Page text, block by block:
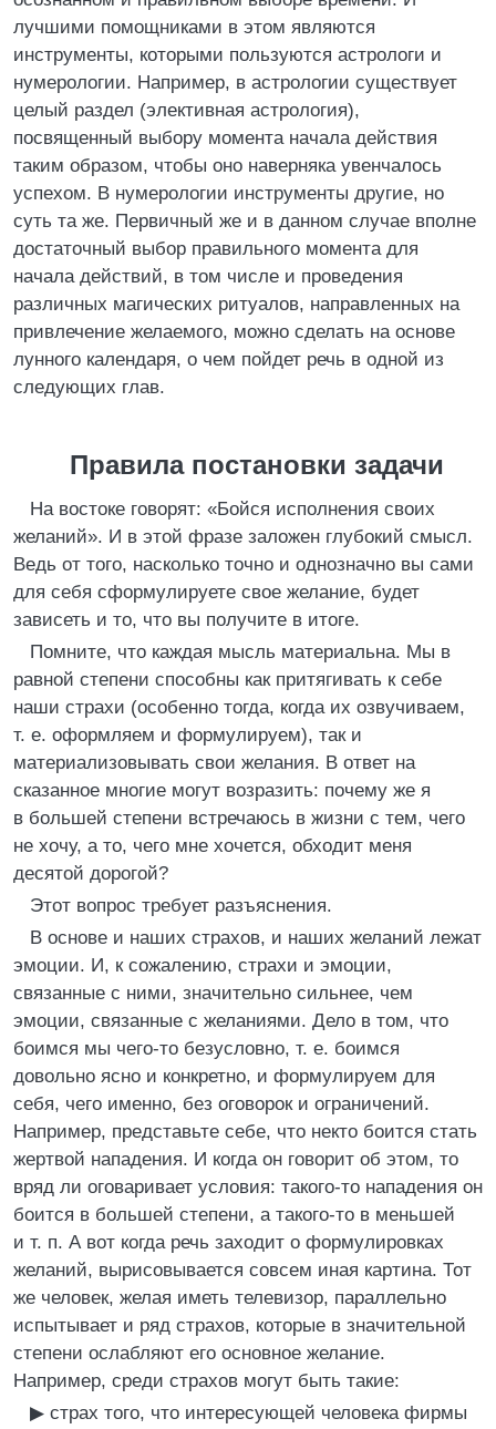
лучшими помощниками в этом являются
инструменты, которыми пользуются астрологи и
нумерологии. Например, в астрологии существует
целый раздел (элективная астрология),
посвященный выбору момента начала действия
таким образом, чтобы оно наверняка увенчалось
успехом. В нумерологии инструменты другие, но
суть та же. Первичный же и в данном случае вполне
достаточный выбор правильного момента для
начала действий, в том числе и проведения
различных магических ритуалов, направленных на
привлечение желаемого, можно сделать на основе
лунного календаря, о чем пойдет речь в одной из
следующих глав.
Правила постановки задачи
На востоке говорят: «Бойся исполнения своих
желаний». И в этой фразе заложен глубокий смысл.
Ведь от того, насколько точно и однозначно вы сами
для себя сформулируете свое желание, будет
зависеть и то, что вы получите в итоге.
Помните, что каждая мысль материальна. Мы в
равной степени способны как притягивать к себе
наши страхи (особенно тогда, когда их озвучиваем,
т. е. оформляем и формулируем), так и
материализовывать свои желания. В ответ на
сказанное многие могут возразить: почему же я
в большей степени встречаюсь в жизни с тем, чего
не хочу, а то, чего мне хочется, обходит меня
десятой дорогой?
Этот вопрос требует разъяснения.
В основе и наших страхов, и наших желаний лежат
эмоции. И, к сожалению, страхи и эмоции,
связанные с ними, значительно сильнее, чем
эмоции, связанные с желаниями. Дело в том, что
боимся мы чего-то безусловно, т. е. боимся
довольно ясно и конкретно, и формулируем для
себя, чего именно, без оговорок и ограничений.
Например, представьте себе, что некто боится стать
жертвой нападения. И когда он говорит об этом, то
вряд ли оговаривает условия: такого-то нападения он
боится в большей степени, а такого-то в меньшей
и т. п. А вот когда речь заходит о формулировках
желаний, вырисовывается совсем иная картина. Тот
же человек, желая иметь телевизор, параллельно
испытывает и ряд страхов, которые в значительной
степени ослабляют его основное желание.
Например, среди страхов могут быть такие:
▶ страх того, что интересующей человека фирмы